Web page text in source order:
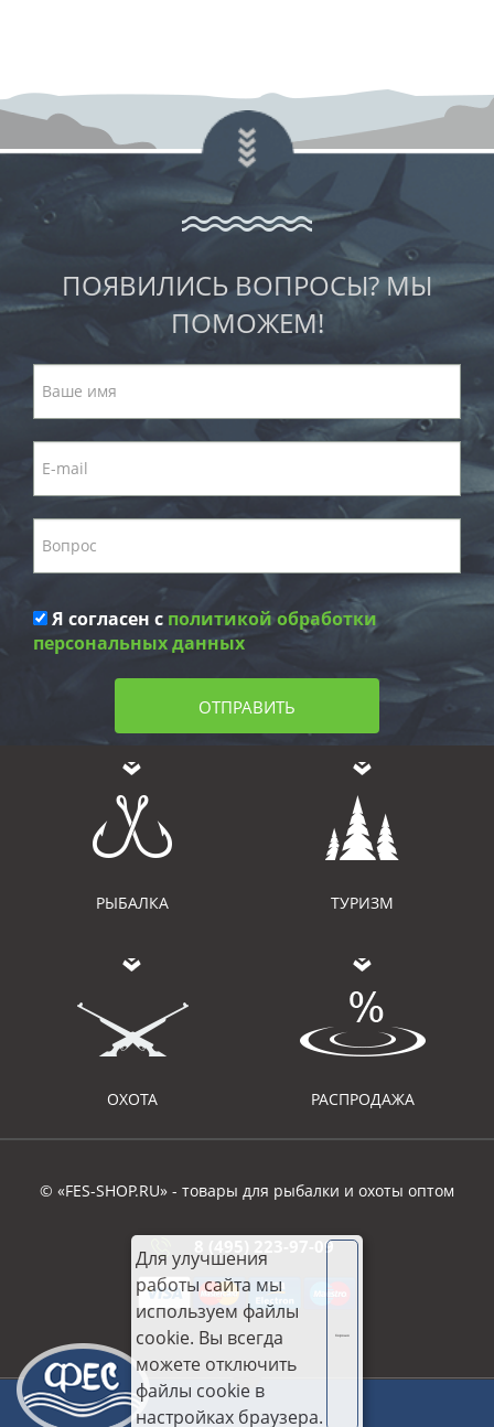
ПОЯВИЛИСЬ ВОПРОСЫ? МЫ
ПОМОЖЕМ!
Я согласен с политикой обработки
персональных данных
ОТПРАВИТЬ
РЫБАЛКА ТУРИЗМ
ОХОТА РАСПРОДАЖА
© «FES-SHOP.RU» - товары для рыбалки и охоты оптом
8 (495) 223-97-09
Для улучшения
работы сайта мы
используем файлы
cookie. Вы всегда
можете отключить
файлы cookie в
настройках браузера.
Хорошо